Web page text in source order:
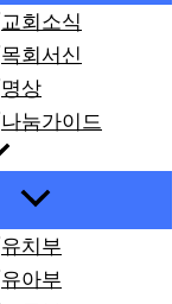
교회소식
목회서신
명상
나눔가이드
유치부
유아부